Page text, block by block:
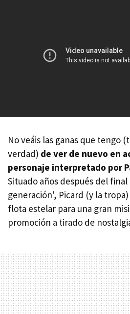
No veáis las ganas que tengo
verdad) de ver de nuevo en
personaje interpretado por
Situado años después del final
generación', Picard (y la
flota estelar para una gran
promoción a tirado de